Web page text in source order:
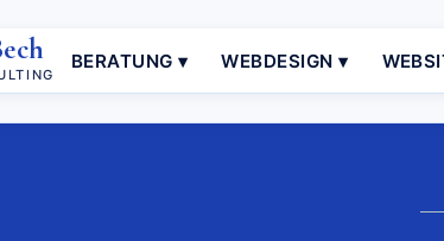
BERATUNG ▾ WEBDESIGN ▾